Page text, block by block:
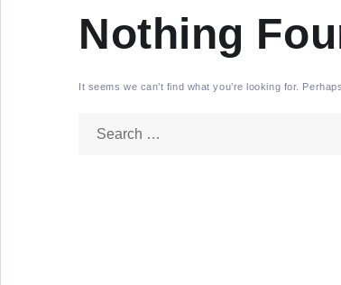
Nothing
It seems we can’t find what you’re looking for.